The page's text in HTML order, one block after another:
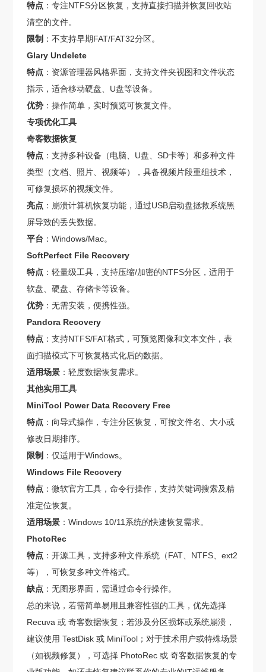
特点 ：专注NTFS分区恢复，支持直接扫描并恢复回收站
清空的文件。
限制 ：不支持早期FAT/FAT32分区。
Glary Undelete
特点 ：资源管理器风格界面，支持文件夹视图和文件状态
指示，适合移动硬盘、U盘等设备。
优势 ：操作简单，实时预览可恢复文件。
专项优化工具
奇客数据恢复
特点 ：支持多种设备（电脑、U盘、SD卡等）和多种文件
类型（文档、照片、视频等），具备视频片段重组技术，
可修复损坏的视频文件。
亮点 ：崩溃计算机恢复功能，通过USB启动盘拯救系统黑
屏导致的丢失数据。
平台 ：Windows/Mac。
SoftPerfect File Recovery
特点 ：轻量级工具，支持压缩/加密的NTFS分区，适用于
软盘、硬盘、存储卡等设备。
优势 ：无需安装，便携性强。
Pandora Recovery
特点 ：支持NTFS/FAT格式，可预览图像和文本文件，表
面扫描模式下可恢复格式化后的数据。
适用场景 ：轻度数据恢复需求。
其他实用工具
MiniTool Power Data Recovery Free
特点 ：向导式操作，专注分区恢复，可按文件名、大小或
修改日期排序。
限制 ：仅适用于Windows。
Windows File Recovery
特点 ：微软官方工具，命令行操作，支持关键词搜索及精
准定位恢复。
适用场景 ：Windows 10/11系统的快速恢复需求。
PhotoRec
特点 ：开源工具，支持多种文件系统（FAT、NTFS、ext2
等），可恢复多种文件格式。
缺点 ：无图形界面，需通过命令行操作。
总的来说，若需简单易用且兼容性强的工具，优先选择
Recuva 或 奇客数据恢复；若涉及分区损坏或系统崩溃，
建议使用 TestDisk 或 MiniTool；对于技术用户或特殊场景
（如视频修复），可选择 PhotoRec 或 奇客数据恢复的专